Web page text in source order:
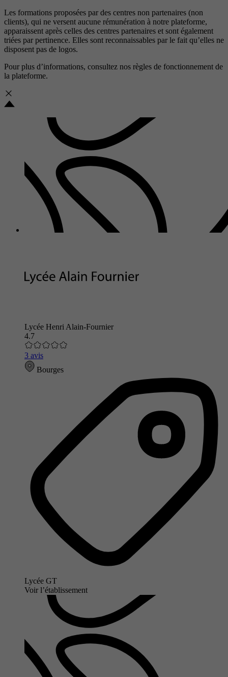
Les formations proposées par des centres non partenaires (non
clients), qui ne versent aucune rémunération à notre plateforme,
apparaissent après celles des centres partenaires et sont également
triées par pertinence. Elles sont reconnaissables par le fait qu’elles ne
disposent pas de logos.
Pour plus d’informations, consultez nos règles de fonctionnement de
la plateforme.
Lycée Henri Alain-Fournier
4.7
3 avis
Bourges
Lycée GT
Voir l’établissement